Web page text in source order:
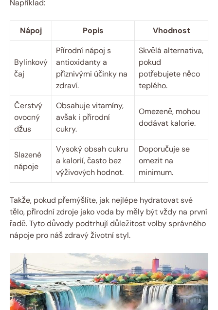
Například:
Nápoj Popis Vhodnost
Bylinkový
čaj
Přírodní nápoj s
antioxidanty a
příznivými účinky na
zdraví.
Skvělá alternativa,
pokud
potřebujete něco
teplého.
Čerstvý
ovocný
džus
Obsahuje vitamíny,
avšak i přírodní
cukry.
Omezeně, mohou
dodávat kalorie.
Slazené
nápoje
Vysoký obsah cukru
a kalorií, často bez
výživových hodnot.
Doporučuje se
omezit na
minimum.
Takže, pokud přemýšlíte, jak nejlépe hydratovat své
tělo, přírodní zdroje jako voda by měly být vždy na první
řadě. Tyto důvody podtrhují důležitost volby správného
nápoje pro náš zdravý životní styl.